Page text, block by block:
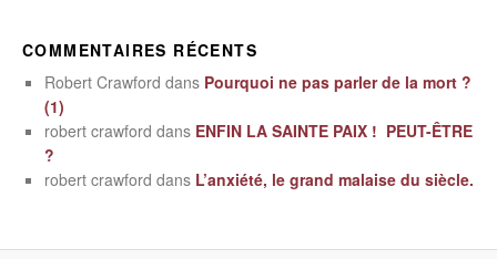
COMMENTAIRES RÉCENTS
Robert Crawford dans Pourquoi ne pas parler de la mort ?
(1)
robert crawford dans ENFIN LA SAINTE PAIX ! PEUT-ÊTRE
?
robert crawford dans L’anxiété, le grand malaise du siècle.